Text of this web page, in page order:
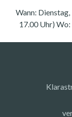
Wann:
17.00 Uhr)